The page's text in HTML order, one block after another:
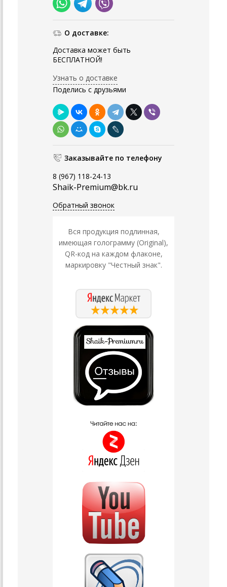
О доставке:
Доставка может быть
БЕСПЛАТНОЙ!
Узнать о доставке
Поделись с друзьями
Заказывайте по телефону
8 (967) 118-24-13
Shaik-Premium@bk.ru
Обратный звонок
Вся продукция подлинная,
имеющая голограмму (Original),
QR-код на каждом флаконе,
маркировку "Честный знак".